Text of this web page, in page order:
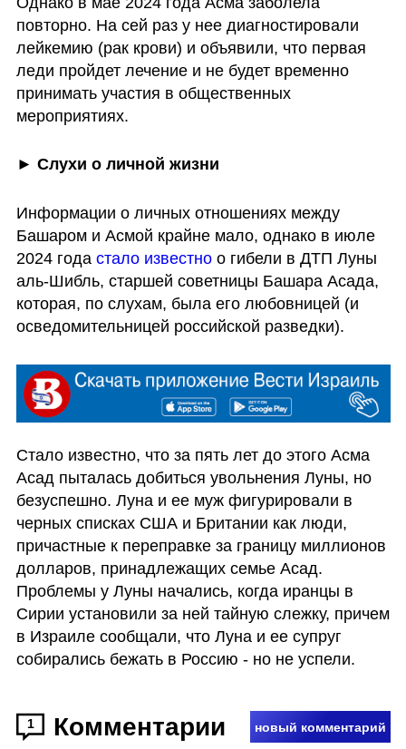
повторно. На сей раз у нее диагностировали
лейкемию (рак крови) и объявили, что первая
леди пройдет лечение и не будет временно
принимать участия в общественных
мероприятиях.
► Слухи о личной жизни
Информации о личных отношениях между
Башаром и Асмой крайне мало, однако в июле
2024 года стало известно о гибели в ДТП Луны
аль-Шибль, старшей советницы Башара Асада,
которая, по слухам, была его любовницей (и
осведомительницей российской разведки).
Стало известно, что за пять лет до этого Асма
Асад пыталась добиться увольнения Луны, но
безуспешно. Луна и ее муж фигурировали в
черных списках США и Британии как люди,
причастные к переправке за границу миллионов
долларов, принадлежащих семье Асад.
Проблемы у Луны начались, когда иранцы в
Сирии установили за ней тайную слежку, причем
в Израиле сообщали, что Луна и ее супруг
собирались бежать в Россию - но не успели.
1 Комментарии новый комментарий